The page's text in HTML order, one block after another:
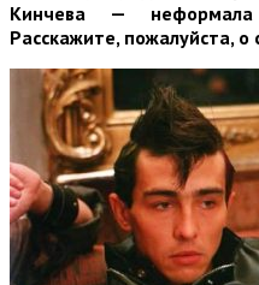
Кинчева —
Расскажите, пожалуйста, о